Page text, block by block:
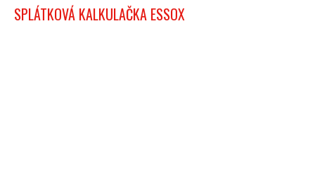
SPLÁTKOVÁ KALKULAČKA ESSOX